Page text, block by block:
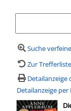
Suche
Zur Trefferliste
Detailanzeige
Detailanzeige per